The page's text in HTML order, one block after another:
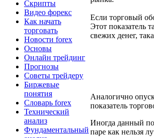
Скрипты
Видео форекс
Как начать
торговать
Новости forex
Основы
Онлайн трейдинг
Прогнозы
Советы трейдеру
Биржевые
понятия
Словарь forex
Технический
анализ
Фундаментальный
Если торговый
Этот показатель
свежих денег,
Аналогично
показатель
Иногда данный
паре как нельзя